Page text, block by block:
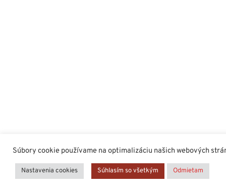
Súbory cookie používame na optimalizáciu našich webových
Nastavenia cookies Súhlasím so všetkým Odmietam